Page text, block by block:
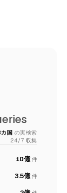
国 の実検索
24/7 収集
10億 件
3.5億 件